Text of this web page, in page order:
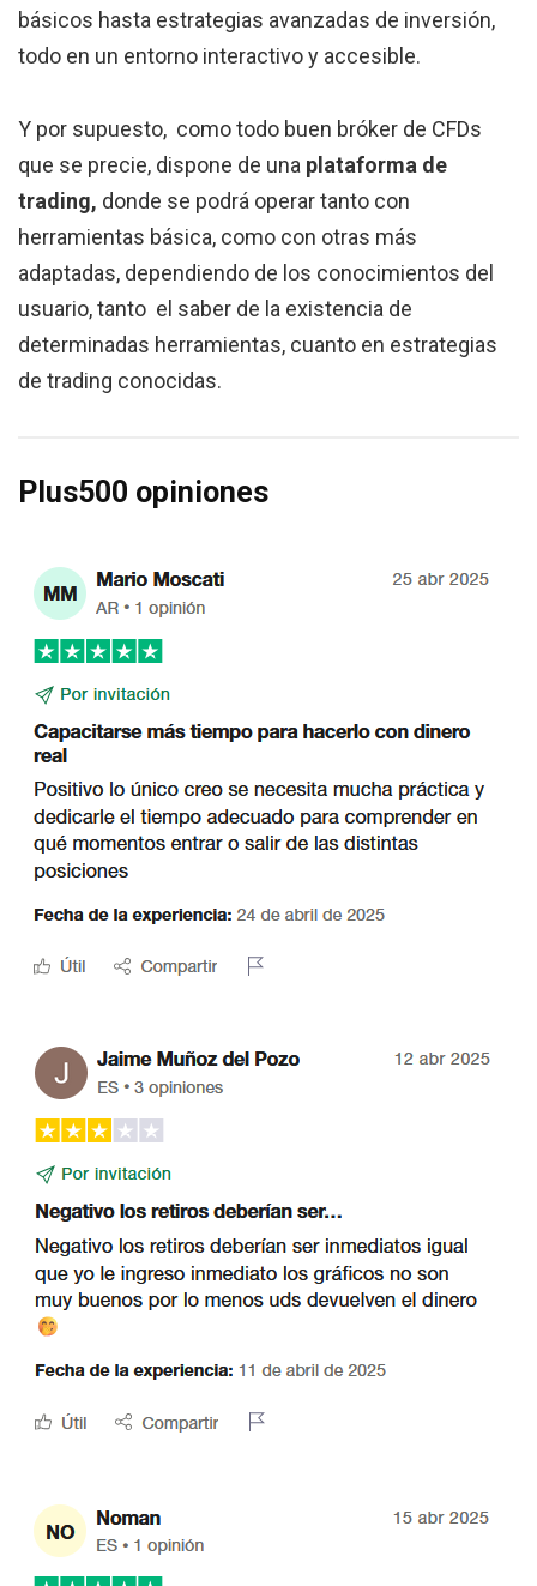
básicos hasta estrategias avanzadas de inversión,
todo en un entorno interactivo y accesible.
Y por supuesto, como todo buen bróker de CFDs
que se precie, dispone de una plataforma de
trading, donde se podrá operar tanto con
herramientas básica, como con otras más
adaptadas, dependiendo de los conocimientos del
usuario, tanto el saber de la existencia de
determinadas herramientas, cuanto en estrategias
de trading conocidas.
Plus500 opiniones